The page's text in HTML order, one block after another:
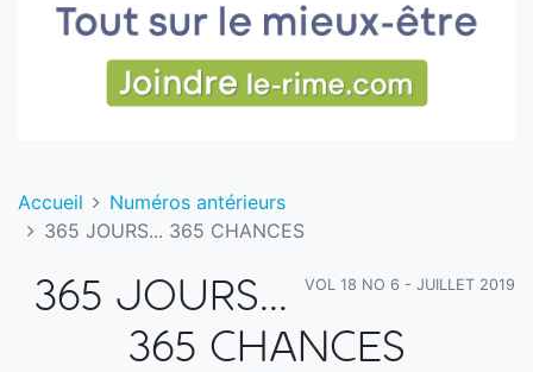
Accueil
Numéros antérieurs
365 JOURS... 365 CHANCES
VOL 18 NO 6 - JUILLET 2019
365 JOURS...
365 CHANCES